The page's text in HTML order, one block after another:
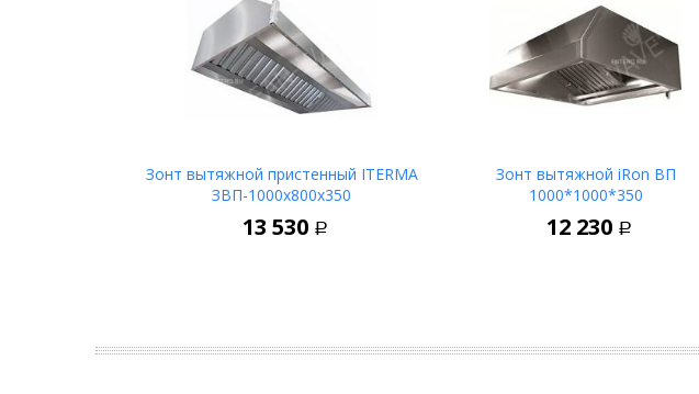
Зонт вытяжной пристенный ITERMA
ЗВП-1000х800х350
13 530 Р
Зонт вытяжной iRon ВП
1000*1000*350
12 230 Р